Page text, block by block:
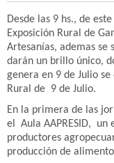
Desde las 9 hs., de
Exposición Rural de
Artesanías, ademas se
darán un brillo único,
genera en 9 de Julio
Rural de 9 de Julio.
En la primera de las
el Aula AAPRESID, un
productores
producción de